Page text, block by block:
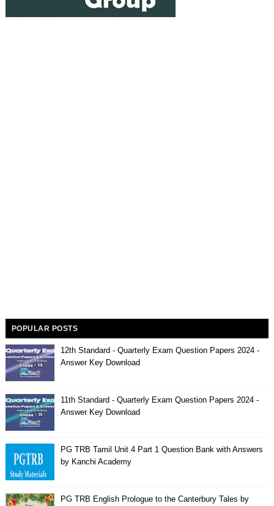
POPULAR POSTS
12th Standard - Quarterly Exam Question Papers 2024 -
Answer Key Download
11th Standard - Quarterly Exam Question Papers 2024 -
Answer Key Download
PG TRB Tamil Unit 4 Part 1 Question Bank with Answers
by Kanchi Academy
PG TRB English Prologue to the Canterbury Tales by